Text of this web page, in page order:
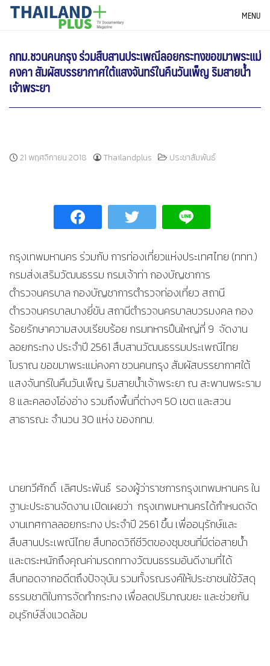
SkipTHAILANDPLUS NEWS MENU
กทม.ชวนคนกรุง ร่วมสืบสานประเพณีลอยกระทงขอขมาพระแม่
คงคา สัมผัสบรรยากาศใต้แสงจันทร์ในคืนวันเพ็ญ ริมสายน้ำ
เจ้าพระยา
21 พฤศจิกายน 2018 Thailandplus ประชาสัมพันธ์
กรุงเทพมหานคร ร่วมกับ การท่องเที่ยวแห่งประเทศไทย (ททท.)
กรมส่งเสริมวัฒนธรรม กรมเจ้าท่า กองบัญชาการ
ตำรวจนครบาล กองบัญชาการตำรวจท่องเที่ยว สถานี
ตำรวจนครบาลบางยี่ขัน สถานีตำรวจนครบาลบวรมงคล กอง
ร้อยรักษาความสงบเรียบร้อย กรมทหารปืนใหญ่ที่ 9 จัดงาน
ลอยกระทง ประจำปี 2561 สืบสานวัฒนธรรมประเพณีไทย
โบราณ ขอขมาพระแม่คงคา ชวนคนกรุง สัมผัสบรรยากาศใต้
แสงจันทร์ในคืนวันเพ็ญ ริมสายน้ำเจ้าพระยา ณ สะพานพระราม
8 และคลองโอ่งอ่าง รวมถึงพื้นที่ต่างๆ 50 เขต และสวน
สาธารณะ จำนวน 30 แห่ง ของกทม.
นายทวีศักดิ์ เลิศประพันธ์ รองผู้ว่าราชการกรุงเทพมหานคร ใน
ฐานะประธานจัดงาน เปิดเผยว่า กรุงเทพมหานครได้กำหนดจัด
งานเทศกาลลอยกระทง ประจำปี 2561 ขึ้น เพื่ออนุรักษ์และ
สืบสานประเพณีไทย สืบทอดวิถีชีวิตของชุมชนที่มีต่อสายน้ำ
และตระหนักถึงคุณค่ามรดกทางวัฒนธรรมอันดีงามที่ได้
สืบทอดจากอดีตถึงปัจจุบัน รวมทั้งรณรงค์ให้ประชาชนใช้วัสดุ
ธรรมชาติในการจัดทำกระทง เพื่อลดปริมาณขยะ และช่วยกัน
อนุรักษ์สิ่งแวดล้อม